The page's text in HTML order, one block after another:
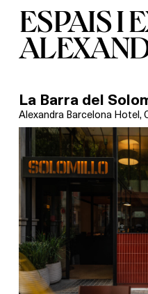
ESPAIS I
La Barra del
Alexandra Barcelona Hotel,